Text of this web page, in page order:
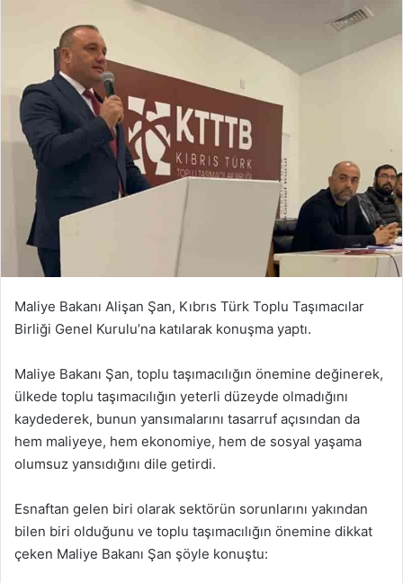
Maliye Bakanı Alişan Şan, Kıbrıs Türk Toplu Taşımacılar
Birliği Genel Kurulu’na katılarak konuşma yaptı.
Maliye Bakanı Şan, toplu taşımacılığın önemine değinerek,
ülkede toplu taşımacılığın yeterli düzeyde olmadığını
kaydederek, bunun yansımalarını tasarruf açısından da
hem maliyeye, hem ekonomiye, hem de sosyal yaşama
olumsuz yansıdığını dile getirdi.
Esnaftan gelen biri olarak sektörün sorunlarını yakından
bilen biri olduğunu ve toplu taşımacılığın önemine dikkat
çeken Maliye Bakanı Şan şöyle konuştu: